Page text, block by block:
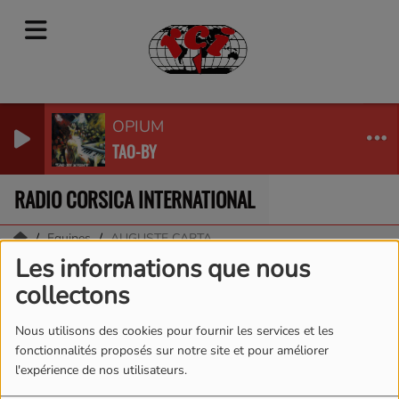
Les informations que nous
collectons
Nous utilisons des cookies pour fournir les services et les
fonctionnalités proposés sur notre site et pour améliorer
l'expérience de nos utilisateurs.
OPIUM
TAO-BY
RADIO CORSICA INTERNATIONAL
Equipes AUGUSTE CARTA
AUGUSTE CARTA